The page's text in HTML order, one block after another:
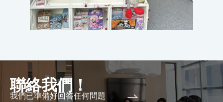
聯絡我們！
我們已準備好回答任何問題